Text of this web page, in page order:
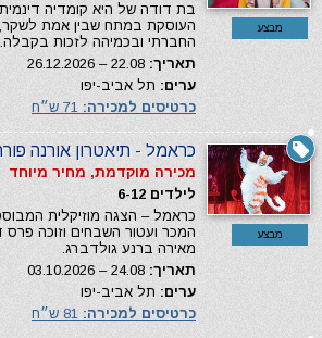
מבצע
בת דודה של היא קומדיה
העוסקת במתח שבין אמת
החברתי ובכמיהה לזכות בקבלה.
תאריך:
ערים: תל אביב-יפו
כרטיסים למכירה:
מבצע
כראמל - תיאטרון אורנה
מכירה מוקדמת, מחיר מיוחד
לילדים 6-12
כראמל – הצגה מוזיקלית
המכר ועטור השבחים וזוכה
מאירה ברנע גולדברג.
תאריך:
ערים: תל אביב-יפו
כרטיסים למכירה: